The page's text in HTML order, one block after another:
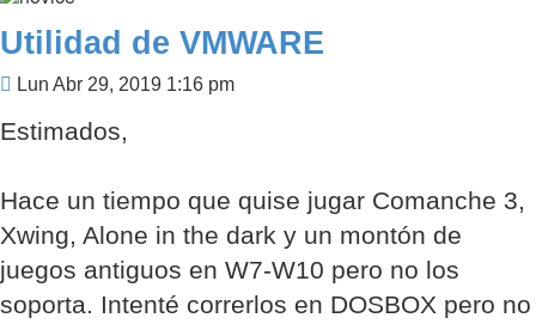
Utilidad de VMWARE
Mensaje
Lun Abr 29, 2019 1:16 pm
Estimados,
Hace un tiempo que quise jugar Comanche 3,
Xwing, Alone in the dark y un montón de
juegos antiguos en W7-W10 pero no los
soporta. Intenté correrlos en DOSBOX pero no